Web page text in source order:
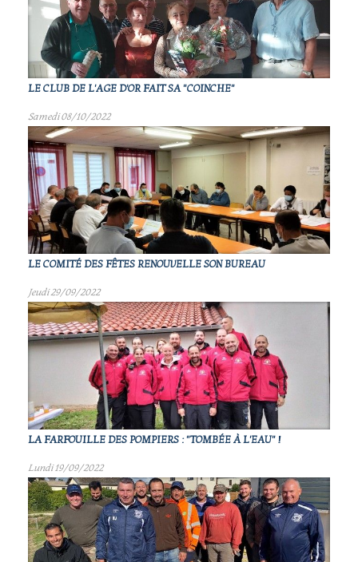
LE CLUB DE L'AGE D'OR FAIT SA "COINCHE"
Samedi 08/10/2022
LE COMITÉ DES FÊTES RENOUVELLE SON BUREAU
Jeudi 29/09/2022
LA FARFOUILLE DES POMPIERS : "TOMBÉE À L'EAU" !
Lundi 19/09/2022